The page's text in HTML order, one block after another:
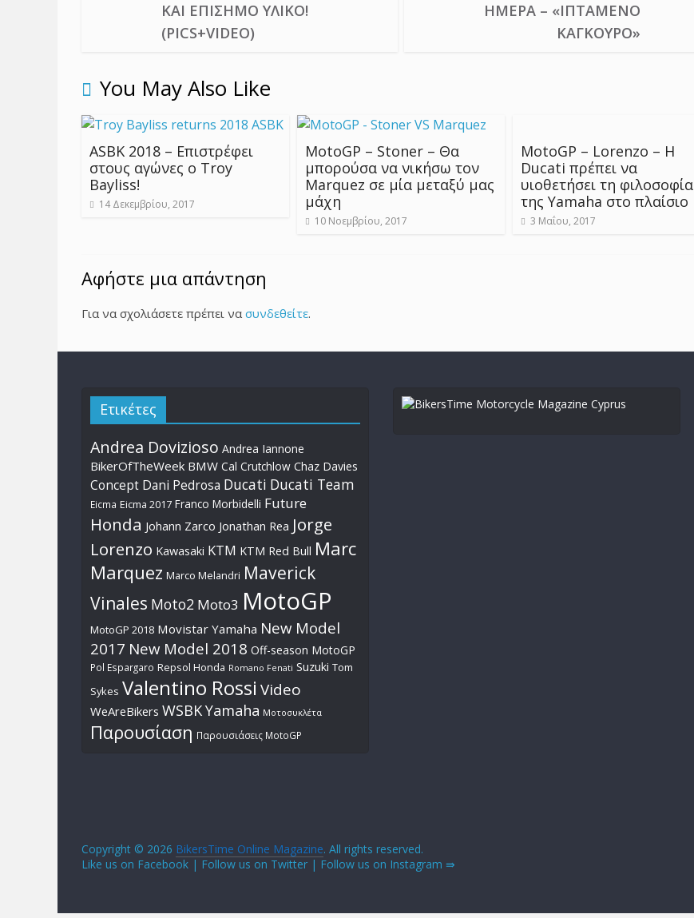
ΚΑΙ ΕΠΊΣΗΜΟ ΥΛΙΚΌ!
(PICS+VIDEO)
ΗΜΈΡΑ – «ΙΠΤΆΜΕΝΟ
ΚΑΓΚΟΥΡΌ»
You May Also Like
ASBK 2018 – Επιστρέφει
στους αγώνες ο Troy
Bayliss!
14 Δεκεμβρίου, 2017
MotoGP – Stoner – Θα
μπορούσα να νικήσω τον
Marquez σε μία μεταξύ μας
μάχη
10 Νοεμβρίου, 2017
MotoGP – Lorenzo – Η
Ducati πρέπει να
υιοθετήσει τη φιλοσοφία
της Yamaha στο πλαίσιο
3 Μαΐου, 2017
Αφήστε μια απάντηση
Για να σχολιάσετε πρέπει να συνδεθείτε.
Ετικέτες
Andrea Dovizioso Andrea Iannone
BikerOfTheWeek BMW Cal Crutchlow Chaz Davies
Concept Dani Pedrosa Ducati Ducati Team
Eicma Eicma 2017 Franco Morbidelli Future
Honda Johann Zarco Jonathan Rea Jorge
Lorenzo Kawasaki KTM KTM Red Bull Marc
Marquez Marco Melandri Maverick
Vinales Moto2 Moto3 MotoGP
MotoGP 2018 Movistar Yamaha New Model
2017 New Model 2018 Off-season MotoGP
Pol Espargaro Repsol Honda Romano Fenati Suzuki Tom
Sykes Valentino Rossi Video
WeAreBikers WSBKYamaha Μοτοσυκλέτα
Παρουσίαση Παρουσιάσεις MotoGP
Copyright © 2026 BikersTime Online Magazine. All rights reserved.
Like us on Facebook | Follow us on Twitter | Follow us on Instagram ⇛